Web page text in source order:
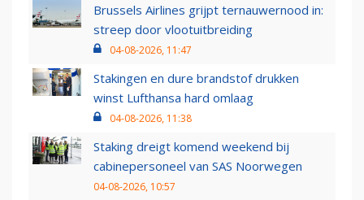
Brussels Airlines grijpt ternauwernood in:
streep door vlootuitbreiding
04-08-2026, 11:47
Stakingen en dure brandstof drukken
winst Lufthansa hard omlaag
04-08-2026, 11:38
Staking dreigt komend weekend bij
cabinepersoneel van SAS Noorwegen
04-08-2026, 10:57